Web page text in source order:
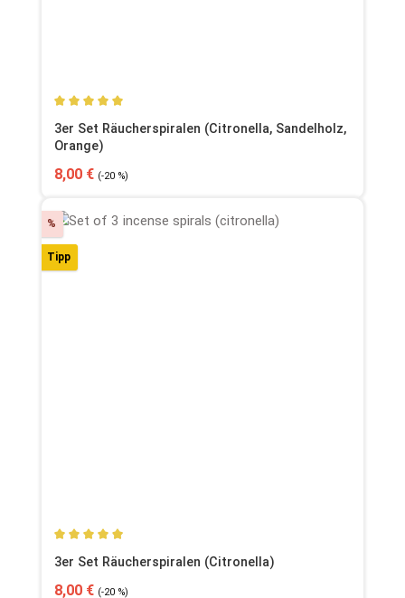
Durchschnittliche Bewertung von 5 von 5 Sternen
3er Set Räucherspiralen (Citronella, Sandelholz,
Orange)
Verkaufspreis:
8,00 € Regulärer Preis:
(-20 %)
% Rabatt
Tipp
Durchschnittliche Bewertung von 4.88 von 5 Sternen
3er Set Räucherspiralen (Citronella)
Verkaufspreis:
8,00 € Regulärer Preis:
(-20 %)